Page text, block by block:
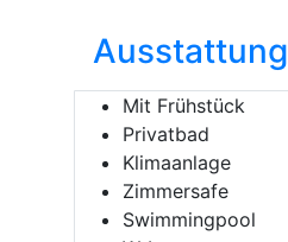
Ausstattung
Mit Frühstück
Privatbad
Klimaanlage
Zimmersafe
Swimmingpool